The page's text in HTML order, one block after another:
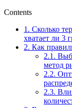
Contents
1. Сколько
хватает ли 3
2. Как
2.1.
метод
2.2.
2.3.